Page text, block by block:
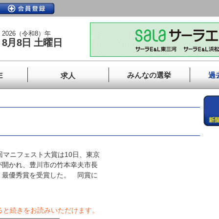
2026（令和8）年
8月8日 土曜日
求人 みんなの選挙 過
ニフェスト大賞は10日、東京
かれ、豊川市の竹本幸夫市長
最優秀賞を受賞した。 同賞に
続きをお読みいただけます。